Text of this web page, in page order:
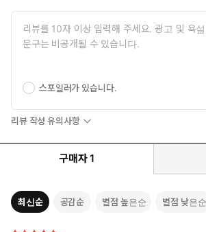
스포일러가 있습니다.
리뷰 작성 유의사항
구매자 1
최신순 공감순 별점 높은순 별점 낮은순